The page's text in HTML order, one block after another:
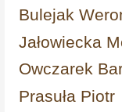
Bulejak
Jałowiecka
Owczarek
Prasuła Piotr